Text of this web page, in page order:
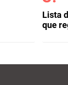
Lista
que